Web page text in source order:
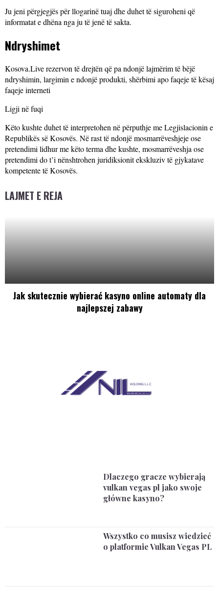
Ju jeni përgjegjës për llogarinë tuaj dhe duhet të siguroheni që
informatat e dhëna nga ju të jenë të sakta.
Ndryshimet
Kosova.Live rezervon të drejtën që pa ndonjë lajmërim të bëjë
ndryshimin, largimin e ndonjë produkti, shërbimi apo faqeje të kësaj
faqeje interneti
Ligji në fuqi
Këto kushte duhet të interpretohen në përputhje me Legjislacionin e
Republikës së Kosovës. Në rast të ndonjë mosmarrëveshjeje ose
pretendimi lidhur me këto terma dhe kushte, mosmarrëveshja ose
pretendimi do t’i nënshtrohen juridiksionit ekskluziv të gjykatave
kompetente të Kosovës.
LAJMET E REJA
Jak skutecznie wybierać kasyno online automaty dla
najlepszej zabawy
Dlaczego gracze wybierają
vulkan vegas pl jako swoje
główne kasyno?
Wszystko co musisz wiedzieć
o platformie Vulkan Vegas PL